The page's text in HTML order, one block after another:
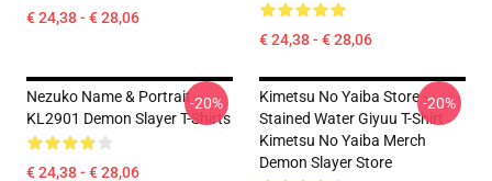
€ 24,38 - € 28,06
€ 24,38 - € 28,06
Nezuko Name & Portrait
KL2901 Demon Slayer T-Shirts
€ 24,38 - € 28,06
-20%
Kimetsu No Yaiba Store -
Stained Water Giyuu T-Shirt
Kimetsu No Yaiba Merch
Demon Slayer Store
-20%